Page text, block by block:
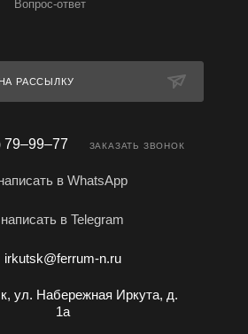
Вопрос-ответ
РАССЫЛКУ
79‒99‒77 ЗАКАЗАТЬ ЗВОНОК
в WhatsApp
написать в Telegram
irkutsk@ferrum-n.ru
ул. Набережная Иркута, д.
1а